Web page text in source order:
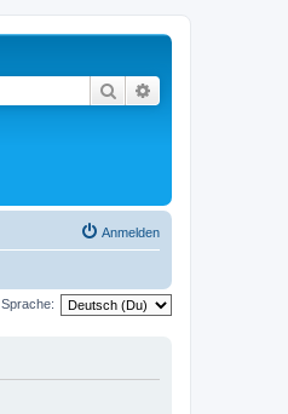
Suche
Anmelden
Sprache: